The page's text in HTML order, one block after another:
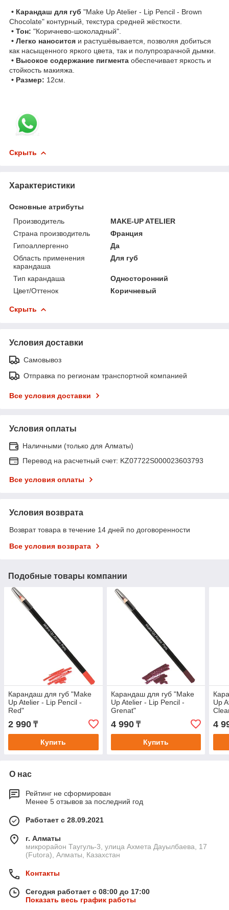
• Карандаш для губ "Make Up Atelier - Lip Pencil - Brown
Chocolate" контурный, текстура средней жёсткости.
• Тон: "Коричнево-шоколадный".
• Легко наносится и растушёвывается, позволяя добиться
как насыщенного яркого цвета, так и полупрозрачной дымки.
• Высокое содержание пигмента обеспечивает яркость и
стойкость макияжа.
• Размер: 12см.
Скрыть
Характеристики
Основные атрибуты
Производитель
MAKE-UP ATELIER
Страна производитель
Франция
Гипоаллергенно
Да
Область применения
карандаша
Для губ
Тип карандаша
Односторонний
Цвет/Оттенок
Коричневый
Скрыть
Условия доставки
Самовывоз
Отправка по регионам транспортной компанией
Все условия доставки
Условия оплаты
Наличными (только для Алматы)
Перевод на расчетный счет: KZ07722S000023603793
Все условия оплаты
Условия возврата
Возврат товара в течение 14 дней по договоренности
Все условия возврата
Подобные товары компании
Карандаш для губ "Make
Up Atelier - Lip Pencil -
Red"
2 990 ₸
Купить
Карандаш для губ "Make
Up Atelier - Lip Pencil -
Grenat"
4 990₸
Купить
Up
4
О нас
Рейтинг не сформирован
Менее 5 отзывов за последний год
Работает с 28.09.2021
г. Алматы
микрорайон Таугуль-3, улица Ахмета Дауылбаева, 17
(Futora), Алматы, Казахстан
Контакты
Сегодня работает с 08:00 до 17:00
Показать весь график работы